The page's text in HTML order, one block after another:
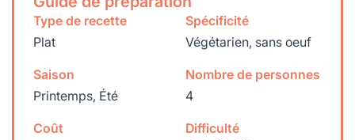
Type de recette
Plat
Spécificité
Végétarien, sans oeuf
Saison
Printemps, Été
Nombre de personnes
4
Coût
Difficulté